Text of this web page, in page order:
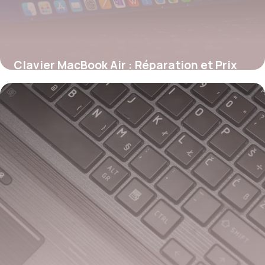
Clavier MacBook Air : Réparation et Prix
2026
24 mai 2026